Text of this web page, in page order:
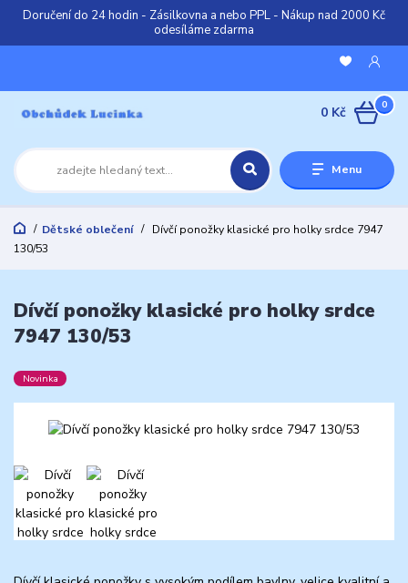
Doručení do 24 hodin - Zásilkovna a nebo PPL - Nákup nad 2000 Kč
odesíláme zdarma
Menu
0
0 Kč
Dětské oblečení
Dívčí ponožky klasické pro holky srdce 7947
130/53
Dívčí ponožky klasické pro holky srdce
7947 130/53
Novinka